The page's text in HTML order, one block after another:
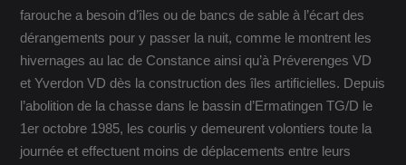
farouche a besoin d’îles ou de bancs de sable à l’écart des
dérangements pour y passer la nuit, comme le montrent les
hivernages au lac de Constance ainsi qu’à Préverenges VD
et Yverdon VD dès la construction des îles artificielles. Depuis
l’abolition de la chasse dans le bassin d’Ermatingen TG/D le
1er octobre 1985, les courlis y demeurent volontiers toute la
journée et effectuent moins de déplacements entre leurs